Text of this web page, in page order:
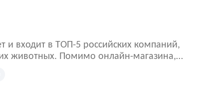
и входит в ТОП-5 российских компаний,
животных. Помимо онлайн-магазина,
Ozon, Яндекс. Маркет и